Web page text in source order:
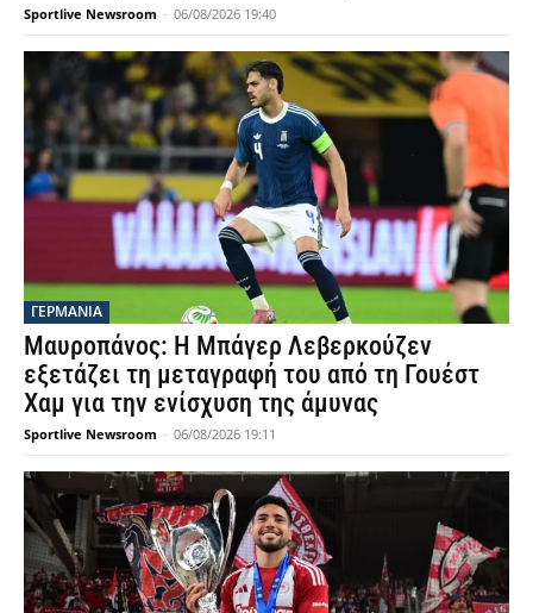
Sportlive Newsroom - 06/08/2026 19:40
ΓΕΡΜΑΝΙΑ
Μαυροπάνος: Η Μπάγερ Λεβερκούζεν
εξετάζει τη μεταγραφή του από τη Γουέστ
Χαμ για την ενίσχυση της άμυνας
Sportlive Newsroom - 06/08/2026 19:11